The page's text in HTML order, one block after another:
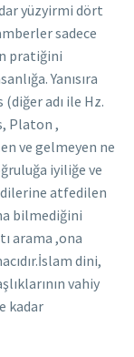
yüzyirmi dört
sadece
pratiğini
Yanısıra
adı ile Hz.
Platon ,
ve gelmeyen ne
iyiliğe ve
atfedilen
bilmediğini
arama ,ona
dini,
vahiy
kadar